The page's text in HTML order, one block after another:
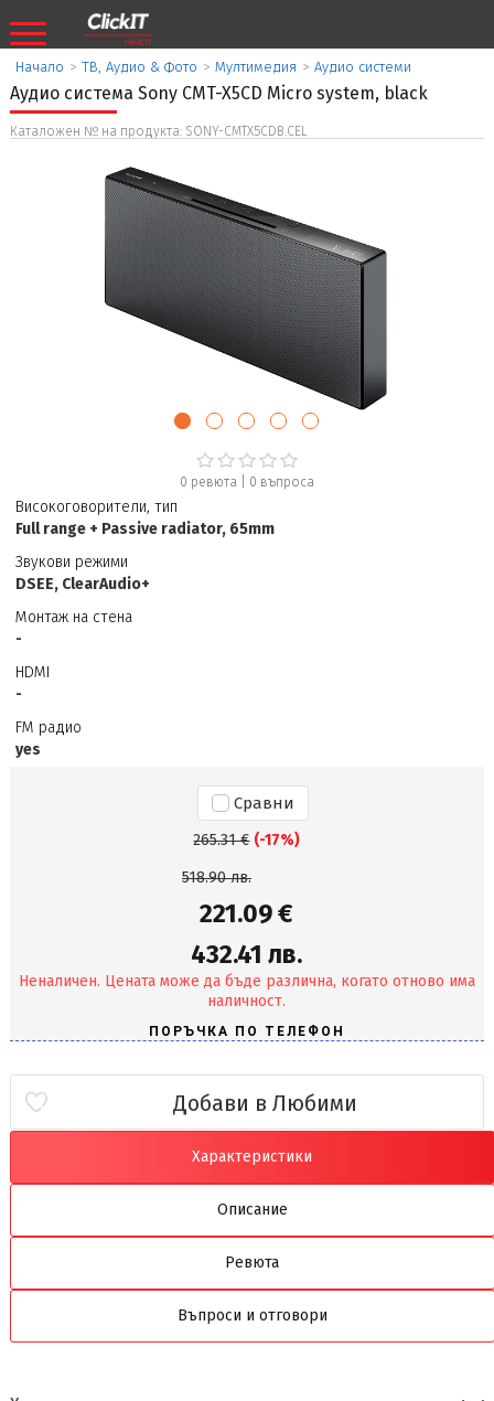
Начало > ТВ, Аудио & Фото > Мултимедия > Аудио системи
Аудио система Sony CMT-X5CD Micro system, black
Каталожен № на продукта: SONY-CMTX5CDB.CEL
0 ревюта| 0 въпроса
Високоговорители, тип
Full range + Passive radiator, 65mm
Звукови режими
DSEE, ClearAudio+
Монтаж на стена
-
HDMI
-
FM радио
yes
Сравни
265.31 € (-17%)
518.90 лв.
221.09 €
432.41 лв.
Неналичен. Цената може да бъде различна, когато отново има
наличност.
Добави в Любими
Характеристики
Описание
Ревюта
Въпроси и отговори